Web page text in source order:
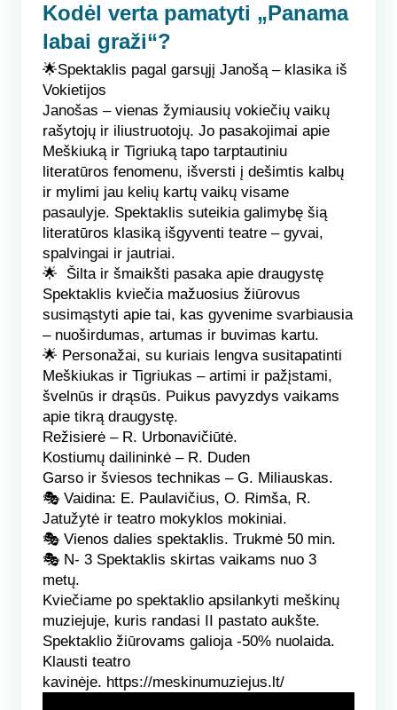
Kodėl verta pamatyti „Panama
labai graži“?
🌟Spektaklis pagal garsųjį Janošą – klasika iš
Vokietijos
Janošas – vienas žymiausių vokiečių vaikų
rašytojų ir iliustruotojų. Jo pasakojimai apie
Meškiuką ir Tigriuką tapo tarptautiniu
literatūros fenomenu, išversti į dešimtis kalbų
ir mylimi jau kelių kartų vaikų visame
pasaulyje. Spektaklis suteikia galimybę šią
literatūros klasiką išgyventi teatre – gyvai,
spalvingai ir jautriai.
🌟 Šilta ir šmaikšti pasaka apie draugystę
Spektaklis kviečia mažuosius žiūrovus
susimąstyti apie tai, kas gyvenime svarbiausia
– nuoširdumas, artumas ir buvimas kartu.
🌟 Personažai, su kuriais lengva susitapatinti
Meškiukas ir Tigriukas – artimi ir pažįstami,
švelnūs ir drąsūs. Puikus pavyzdys vaikams
apie tikrą draugystę.
Režisierė – R. Urbonavičiūtė.
Kostiumų dailininkė – R. Duden
Garso ir šviesos technikas – G. Miliauskas.
🎭 Vaidina: E. Paulavičius, O. Rimša, R.
Jatužytė ir teatro mokyklos mokiniai.
🎭 Vienos dalies spektaklis. Trukmė 50 min.
🎭 N- 3 Spektaklis skirtas vaikams nuo 3
metų.
Kviečiame po spektaklio apsilankyti meškinų
muziejuje, kuris randasi II pastato aukšte.
Spektaklio žiūrovams galioja -50% nuolaida.
Klausti teatro
kavinėje. https://meskinumuziejus.lt/